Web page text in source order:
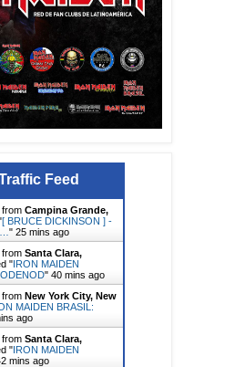
Feed
from Campina Grande,
[ BRUCE DICKINSON ] -
" 25 mins ago
from Santa Clara,
"IRON MAIDEN
" 40 mins ago
from New York City, New
MAIDEN BRASIL:
ago
from Santa Clara,
"IRON MAIDEN
mins ago